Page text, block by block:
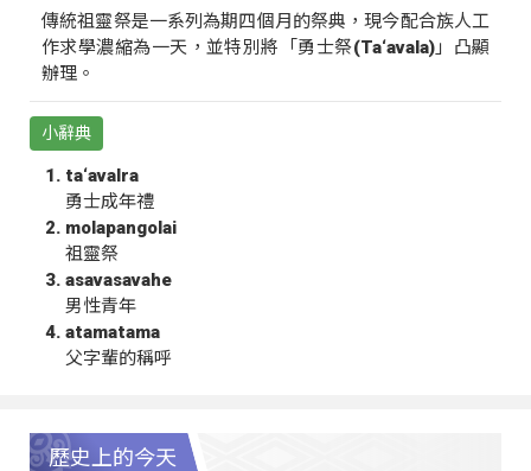
傳統祖靈祭是一系列為期四個月的祭典，現今配合族人工
作求學濃縮為一天，並特別將「勇士祭(Ta‘avala)」凸顯
辦理。
小辭典
ta‘avalra
勇士成年禮
molapangolai
祖靈祭
asavasavahe
男性青年
atamatama
父字輩的稱呼
歷史上的今天